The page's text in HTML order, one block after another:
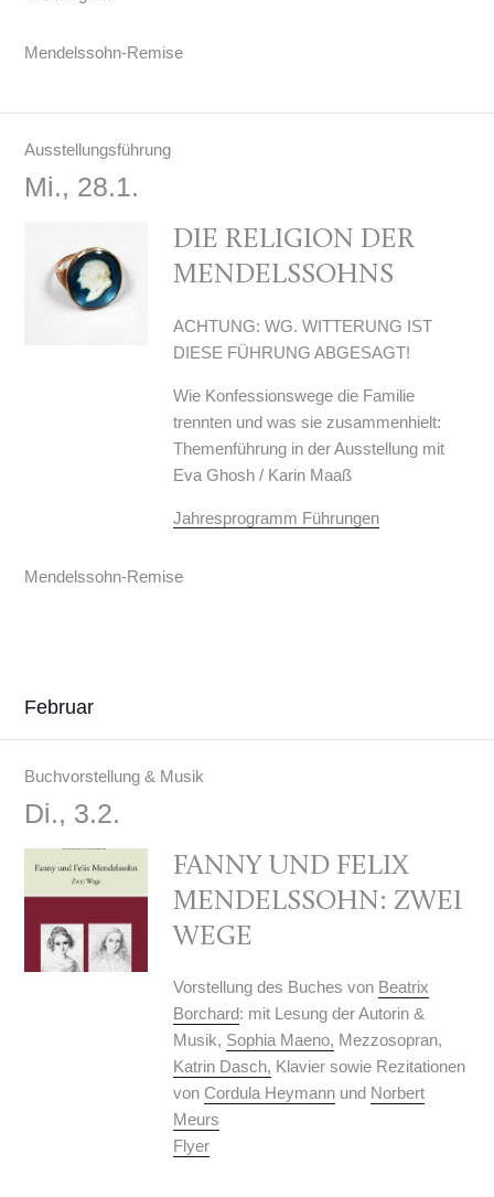
Mendelssohn-Remise
Ausstellungsführung
Mi., 28.1.
DIE RELIGION DER
MENDELSSOHNS
ACHTUNG: WG. WITTERUNG IST
DIESE FÜHRUNG ABGESAGT!
Wie Konfessionswege die Familie
trennten und was sie zusammenhielt:
Themenführung in der Ausstellung mit
Eva Ghosh / Karin Maaß
Jahresprogramm Führungen
Mendelssohn-Remise
Februar
Buchvorstellung & Musik
Di., 3.2.
FANNY UND FELIX
MENDELSSOHN: ZWEI
WEGE
Vorstellung des Buches von Beatrix
Borchard: mit Lesung der Autorin &
Musik, Sophia Maeno, Mezzosopran,
Katrin Dasch, Klavier sowie Rezitationen
von Cordula Heymannund Norbert
Meurs
Flyer